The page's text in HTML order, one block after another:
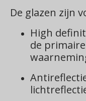
De glazen zijn
High
de